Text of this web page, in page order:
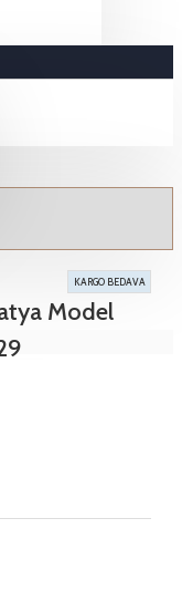
KARGO BEDAVA
Model